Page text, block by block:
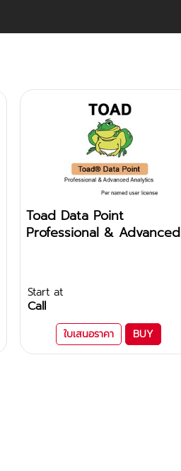
Toad Data Point
Professional & Advanced
Start at
Call
ใบเสนอราคา BUY